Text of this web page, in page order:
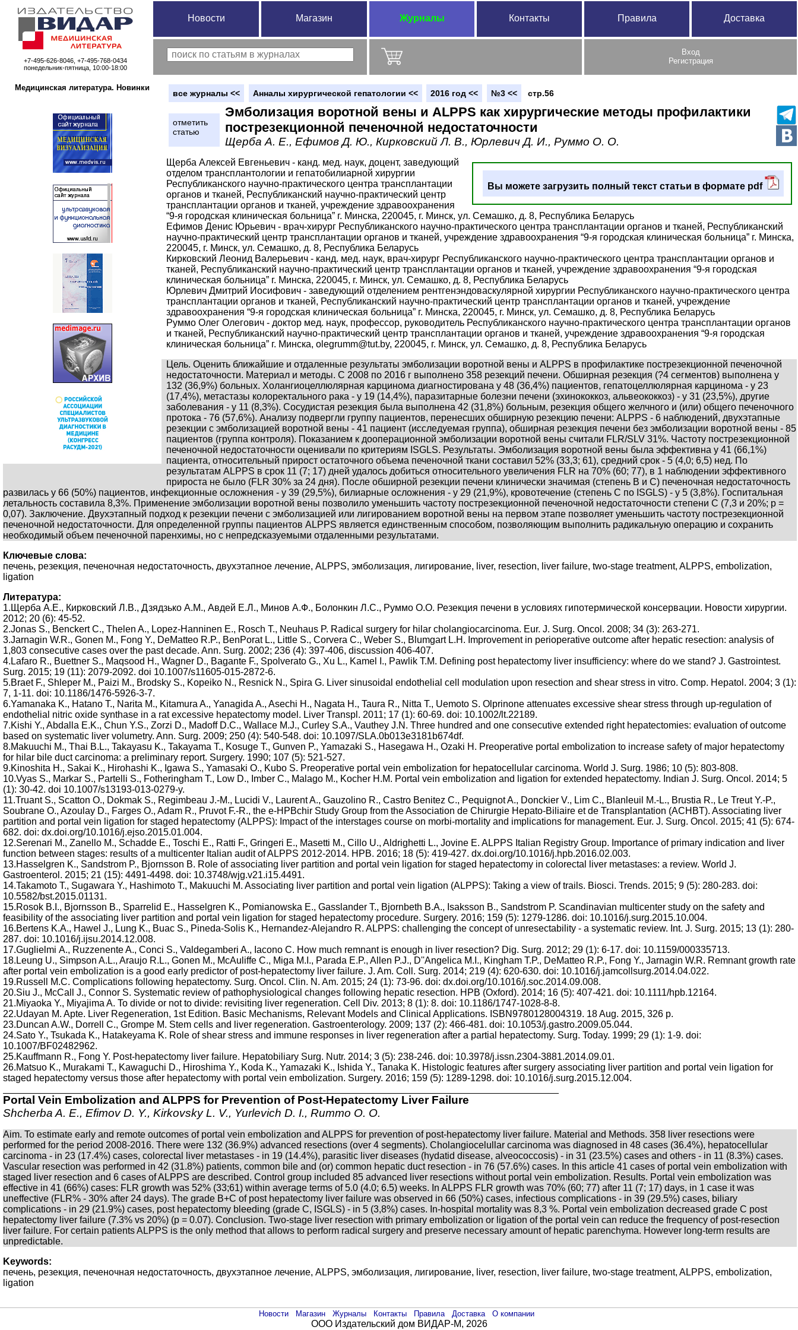
+7-495-626-8046, +7-495-768-0434
понедельник-пятница, 10:00-18:00
Новости Магазин Журналы Контакты Правила Доставка
Вход
Регистрация
Медицинская литература. Новинки
вce журналы << Анналы хирургической гепатологии << 2016 год << №3 << стр.56
отметить
статью
Эмболизация воротной вены и ALPPS как хирургические методы профилактики
пострезекционной печеночной недостаточности
Щерба А. Е., Ефимов Д. Ю., Кирковский Л. В., Юрлевич Д. И., Руммо О. О.
Вы можете загрузить полный текст статьи в формате pdf
Щерба Алексей Евгеньевич - канд. мед. наук, доцент, заведующий
отделом трансплантологии и гепатобилиарной хирургии
Республиканского научно-практического центра трансплантации
органов и тканей, Республиканский научно-практический центр
трансплантации органов и тканей, учреждение здравоохранения
“9-я городская клиническая больница” г. Минска, 220045, г. Минск, ул. Семашко, д. 8, Республика Беларусь
Ефимов Денис Юрьевич - врач-хирург Республиканского научно-практического центра трансплантации органов и тканей, Республиканский
научно-практический центр трансплантации органов и тканей, учреждение здравоохранения “9-я городская клиническая больница” г. Минска,
220045, г. Минск, ул. Семашко, д. 8, Республика Беларусь
Кирковский Леонид Валерьевич - канд. мед. наук, врач-хирург Республиканского научно-практического центра трансплантации органов и
тканей, Республиканский научно-практический центр трансплантации органов и тканей, учреждение здравоохранения “9-я городская
клиническая больница” г. Минска, 220045, г. Минск, ул. Семашко, д. 8, Республика Беларусь
Юрлевич Дмитрий Иосифович - заведующий отделением рентгенэндоваскулярной хирургии Республиканского научно-практического центра
трансплантации органов и тканей, Республиканский научно-практический центр трансплантации органов и тканей, учреждение
здравоохранения “9-я городская клиническая больница” г. Минска, 220045, г. Минск, ул. Семашко, д. 8, Республика Беларусь
Руммо Олег Олегович - доктор мед. наук, профессор, руководитель Республиканского научно-практического центра трансплантации органов
и тканей, Республиканский научно-практический центр трансплантации органов и тканей, учреждение здравоохранения “9-я городская
клиническая больница” г. Минска, olegrumm@tut.by, 220045, г. Минск, ул. Семашко, д. 8, Республика Беларусь
Цель. Оценить ближайшие и отдаленные результаты эмболизации воротной вены и ALPPS в профилактике пострезекционной печеночной
недостаточности. Материал и методы. С 2008 по 2016 г выполнено 358 резекций печени. Обширная резекция (?4 сегментов) выполнена у
132 (36,9%) больных. Холангиоцеллюлярная карцинома диагностирована у 48 (36,4%) пациентов, гепатоцеллюлярная карцинома - у 23
(17,4%), метастазы колоректального рака - у 19 (14,4%), паразитарные болезни печени (эхинококкоз, альвеококкоз) - у 31 (23,5%), другие
заболевания - у 11 (8,3%). Сосудистая резекция была выполнена 42 (31,8%) больным, резекция общего желчного и (или) общего печеночного
протока - 76 (57,6%). Анализу подвергли группу пациентов, перенесших обширную резекцию печени: ALPPS - 6 наблюдений, двухэтапные
резекции с эмболизацией воротной вены - 41 пациент (исследуемая группа), обширная резекция печени без эмболизации воротной вены - 85
пациентов (группа контроля). Показанием к дооперационной эмболизации воротной вены считали FLR/SLV 31%. Частоту пострезекционной
печеночной недостаточности оценивали по критериям ISGLS. Результаты. Эмболизация воротной вены была эффективна у 41 (66,1%)
пациента, относительный прирост остаточного объема печеночной ткани составил 52% (33,3; 61), средний срок - 5 (4,0; 6,5) нед. По
результатам ALPPS в срок 11 (7; 17) дней удалось добиться относительного увеличения FLR на 70% (60; 77), в 1 наблюдении эффективного
прироста не было (FLR 30% за 24 дня). После обширной резекции печени клинически значимая (степень B и C) печеночная недостаточность
развилась у 66 (50%) пациентов, инфекционные осложнения - у 39 (29,5%), билиарные осложнения - у 29 (21,9%), кровотечение (степень C по ISGLS) - у 5 (3,8%). Госпитальная
летальность составила 8,3%. Применение эмболизации воротной вены позволило уменьшить частоту пострезекционной печеночной недостаточности степени C (7,3 и 20%; р =
0,07). Заключение. Двухэтапный подход к резекции печени с эмболизацией или лигированием воротной вены на первом этапе позволяет уменьшить частоту пострезекционной
печеночной недостаточности. Для определенной группы пациентов ALPPS является единственным способом, позволяющим выполнить радикальную операцию и сохранить
необходимый объем печеночной паренхимы, но с непредсказуемыми отдаленными результатами.
Ключевые слова:
печень, резекция, печеночная недостаточность, двухэтапное лечение, ALPPS, эмболизация, лигирование, liver, resection, liver failure, two-stage treatment, ALPPS, embolization,
ligation
Литература:
1.Щерба А.Е., Кирковский Л.В., Дзядзько А.М., Авдей Е.Л., Минов А.Ф., Болонкин Л.С., Руммо О.О. Резекция печени в условиях гипотермической консервации. Новости хирургии.
2012; 20 (6): 45-52.
2.Jonas S., Benckert C., Thelen A., Lopez-Hanninen E., Rosch T., Neuhaus P. Radical surgery for hilar cholangiocarcinoma. Eur. J. Surg. Oncol. 2008; 34 (3): 263-271.
3.Jarnagin W.R., Gonen M., Fong Y., DeMatteo R.P., BenPorat L., Little S., Corvera C., Weber S., Blumgart L.H. Improvement in perioperative outcome after hepatic resection: analysis of
1,803 consecutive cases over the past decade. Ann. Surg. 2002; 236 (4): 397-406, discussion 406-407.
4.Lafaro R., Buettner S., Maqsood H., Wagner D., Bagante F., Spolverato G., Xu L., Kamel I., Pawlik T.M. Defining post hepatectomy liver insufficiency: where do we stand? J. Gastrointest.
Surg. 2015; 19 (11): 2079-2092. doi 10.1007/s11605-015-2872-6.
5.Braet F., Shleper M., Paizi M., Brodsky S., Kopeiko N., Resnick N., Spira G. Liver sinusoidal endothelial cell modulation upon resection and shear stress in vitro. Comp. Hepatol. 2004; 3 (1):
7, 1-11. doi: 10.1186/1476-5926-3-7.
6.Yamanaka K., Hatano T., Narita M., Kitamura A., Yanagida A., Asechi H., Nagata H., Taura R., Nitta T., Uemoto S. Olprinone attenuates excessive shear stress through up-regulation of
endothelial nitric oxide synthase in a rat excessive hepatectomy model. Liver Transpl. 2011; 17 (1): 60-69. doi: 10.1002/lt.22189.
7.Kishi Y., Abdalla E.K., Chun Y.S., Zorzi D., Madoff D.C., Wallace M.J., Curley S.A., Vauthey J.N. Three hundred and one consecutive extended right hepatectomies: evaluation of outcome
based on systematic liver volumetry. Ann. Surg. 2009; 250 (4): 540-548. doi: 10.1097/SLA.0b013e3181b674df.
8.Makuuchi M., Thai B.L., Takayasu K., Takayama T., Kosuge T., Gunven P., Yamazaki S., Hasegawa H., Ozaki H. Preoperative portal embolization to increase safety of major hepatectomy
for hilar bile duct carcinoma: a preliminary report. Surgery. 1990; 107 (5): 521-527.
9.Kinoshita H., Sakai K., Hirohashi K., Igawa S., Yamasaki O., Kubo S. Preoperative portal vein embolization for hepatocellular carcinoma. World J. Surg. 1986; 10 (5): 803-808.
10.Vyas S., Markar S., Partelli S., Fotheringham T., Low D., Imber C., Malago M., Kocher H.M. Portal vein embolization and ligation for extended hepatectomy. Indian J. Surg. Oncol. 2014; 5
(1): 30-42. doi 10.1007/s13193-013-0279-y.
11.Truant S., Scatton O., Dokmak S., Regimbeau J.-M., Lucidi V., Laurent A., Gauzolino R., Castro Benitez C., Pequignot A., Donckier V., Lim C., Blanleuil M.-L., Brustia R., Le Treut Y.-P.,
Soubrane O., Azoulay D., Farges O., Adam R., Pruvot F.-R., the e-HPBchir Study Group from the Association de Chirurgie Hepato-Biliaire et de Transplantation (ACHBT). Associating liver
partition and portal vein ligation for staged hepatectomy (ALPPS): Impact of the interstages course on morbi-mortality and implications for management. Eur. J. Surg. Oncol. 2015; 41 (5): 674-
682. doi: dx.doi.org/10.1016/j.ejso.2015.01.004.
12.Serenari M., Zanello M., Schadde E., Toschi E., Ratti F., Gringeri E., Masetti M., Cillo U., Aldrighetti L., Jovine E. ALPPS Italian Registry Group. Importance of primary indication and liver
function between stages: results of a multicenter Italian audit of ALPPS 2012-2014. HPB. 2016; 18 (5): 419-427. dx.doi.org/10.1016/j.hpb.2016.02.003.
13.Hasselgren K., Sandstrom P., Bjornsson B. Role of associating liver partition and portal vein ligation for staged hepatectomy in colorectal liver metastases: a review. World J.
Gastroenterol. 2015; 21 (15): 4491-4498. doi: 10.3748/wjg.v21.i15.4491.
14.Takamoto T., Sugawara Y., Hashimoto T., Makuuchi M. Associating liver partition and portal vein ligation (ALPPS): Taking a view of trails. Biosci. Trends. 2015; 9 (5): 280-283. doi:
10.5582/bst.2015.01131.
15.Rosok B.I., Bjornsson B., Sparrelid E., Hasselgren K., Pomianowska E., Gasslander T., Bjornbeth B.A., Isaksson B., Sandstrom P. Scandinavian multicenter study on the safety and
feasibility of the associating liver partition and portal vein ligation for staged hepatectomy procedure. Surgery. 2016; 159 (5): 1279-1286. doi: 10.1016/j.surg.2015.10.004.
16.Bertens K.A., Hawel J., Lung K., Buac S., Pineda-Solis K., Hernandez-Alejandro R. ALPPS: challenging the concept of unresectability - a systematic review. Int. J. Surg. 2015; 13 (1): 280-
287. doi: 10.1016/j.ijsu.2014.12.008.
17.Guglielmi А., Ruzzenente A., Conci S., Valdegamberi A., Iacono C. How much remnant is enough in liver resection? Dig. Surg. 2012; 29 (1): 6-17. doi: 10.1159/000335713.
18.Leung U., Simpson A.L., Araujo R.L., Gonen M., McAuliffe C., Miga M.I., Parada E.P., Allen P.J., D''Angelica M.I., Kingham T.P., DeMatteo R.P., Fong Y., Jarnagin W.R. Remnant growth rate
after portal vein embolization is a good early predictor of post-hepatectomy liver failure. J. Am. Coll. Surg. 2014; 219 (4): 620-630. doi: 10.1016/j.jamcollsurg.2014.04.022.
19.Russell M.C. Complications following hepatectomy. Surg. Oncol. Clin. N. Am. 2015; 24 (1): 73-96. doi: dx.doi.org/10.1016/j.soc.2014.09.008.
20.Siu J., McCall J., Connor S. Systematic review of pathophysiological changes following hepatic resection. HPB (Oxford). 2014; 16 (5): 407-421. doi: 10.1111/hpb.12164.
21.Miyaoka Y., Miyajima A. To divide or not to divide: revisiting liver regeneration. Cell Div. 2013; 8 (1): 8. doi: 10.1186/1747-1028-8-8.
22.Udayan M. Apte. Liver Regeneration, 1st Edition. Basic Mechanisms, Relevant Models and Clinical Applications. ISBN9780128004319. 18 Aug. 2015, 326 p.
23.Duncan A.W., Dorrell C., Grompe M. Stem cells and liver regeneration. Gastroenterology. 2009; 137 (2): 466-481. doi: 10.1053/j.gastro.2009.05.044.
24.Sato Y., Tsukada K., Hatakeyama K. Role of shear stress and immune responses in liver regeneration after a partial hepatectomy. Surg. Today. 1999; 29 (1): 1-9. doi:
10.1007/BF02482962.
25.Kauffmann R., Fong Y. Post-hepatectomy liver failure. Hepatobiliary Surg. Nutr. 2014; 3 (5): 238-246. doi: 10.3978/j.issn.2304-3881.2014.09.01.
26.Matsuo K., Murakami T., Kawaguchi D., Hiroshima Y., Koda K., Yamazaki K., Ishida Y., Tanaka K. Histologic features after surgery associating liver partition and portal vein ligation for
staged hepatectomy versus those after hepatectomy with portal vein embolization. Surgery. 2016; 159 (5): 1289-1298. doi: 10.1016/j.surg.2015.12.004.
Portal Vein Embolization and ALPPS for Prevention of Post-Hepatectomy Liver Failure
Shcherba A. E., Efimov D. Y., Kirkovsky L. V., Yurlevich D. I., Rummo O. O.
Aim. To estimate early and remote outcomes of portal vein embolization and ALPPS for prevention of post-hepatectomy liver failure. Material and Methods. 358 liver resections were
performed for the period 2008-2016. There were 132 (36.9%) advanced resections (over 4 segments). Cholangiocelullar carcinoma was diagnosed in 48 cases (36.4%), hepatocellular
carcinoma - in 23 (17.4%) cases, colorectal liver metastases - in 19 (14.4%), parasitic liver diseases (hydatid disease, alveococcosis) - in 31 (23.5%) cases and others - in 11 (8.3%) cases.
Vascular resection was performed in 42 (31.8%) patients, common bile and (or) common hepatic duct resection - in 76 (57.6%) cases. In this article 41 cases of portal vein embolization with
staged liver resection and 6 cases of ALPPS are described. Control group included 85 advanced liver resections without portal vein embolization. Results. Portal vein embolization was
effective in 41 (66%) cases: FLR growth was 52% (33;61) within average terms of 5.0 (4.0; 6.5) weeks. In ALPPS FLR growth was 70% (60; 77) after 11 (7; 17) days, in 1 case it was
uneffective (FLR% - 30% after 24 days). The grade B+C of post hepatectomy liver failure was observed in 66 (50%) cases, infectious complications - in 39 (29.5%) cases, biliary
complications - in 29 (21.9%) cases, post hepatectomy bleeding (grade C, ISGLS) - in 5 (3,8%) cases. In-hospital mortality was 8,3 %. Portal vein embolization decreased grade C post
hepatectomy liver failure (7.3% vs 20%) (p = 0.07). Conclusion. Two-stage liver resection with primary embolization or ligation of the portal vein can reduce the frequency of post-resection
liver failure. For certain patients ALPPS is the only method that allows to perform radical surgery and preserve necessary amount of hepatic parenchyma. However long-term results are
unpredictable.
Keywords:
печень, резекция, печеночная недостаточность, двухэтапное лечение, ALPPS, эмболизация, лигирование, liver, resection, liver failure, two-stage treatment, ALPPS, embolization,
ligation
Новости Магазин Журналы Контакты Правила Доставка О компании
ООО Издательский дом ВИДАР-М, 2026